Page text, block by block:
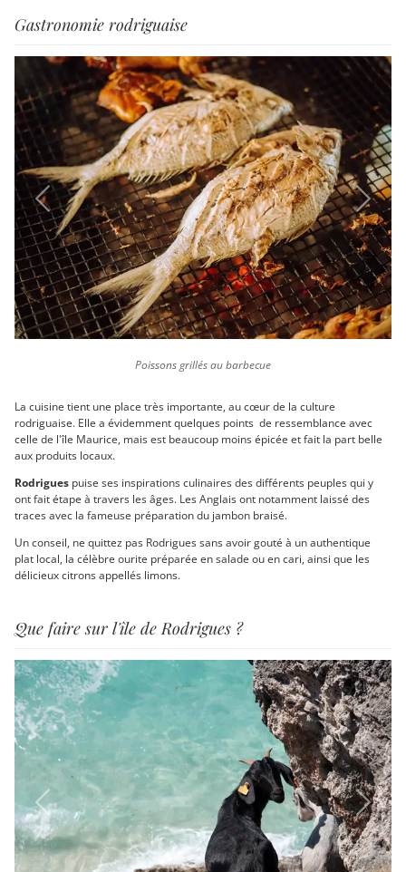
Gastronomie rodriguaise
Previous Next
Poissons grillés au barbecue
La cuisine tient une place très importante, au cœur de la culture
rodriguaise. Elle a évidemment quelques points de ressemblance avec
celle de l'île Maurice, mais est beaucoup moins épicée et fait la part belle
aux produits locaux.
Rodrigues puise ses inspirations culinaires des différents peuples qui y
ont fait étape à travers les âges. Les Anglais ont notamment laissé des
traces avec la fameuse préparation du jambon braisé.
Un conseil, ne quittez pas Rodrigues sans avoir gouté à un authentique
plat local, la célèbre ourite préparée en salade ou en cari, ainsi que les
délicieux citrons appellés limons.
Que faire sur l'île de Rodrigues ?
Previous Next